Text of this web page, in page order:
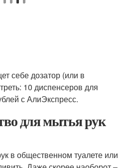
себе дозатор (или в
10 диспенсеров для
с АлиЭкспресс.
для мытья рук
в общественном туалете или